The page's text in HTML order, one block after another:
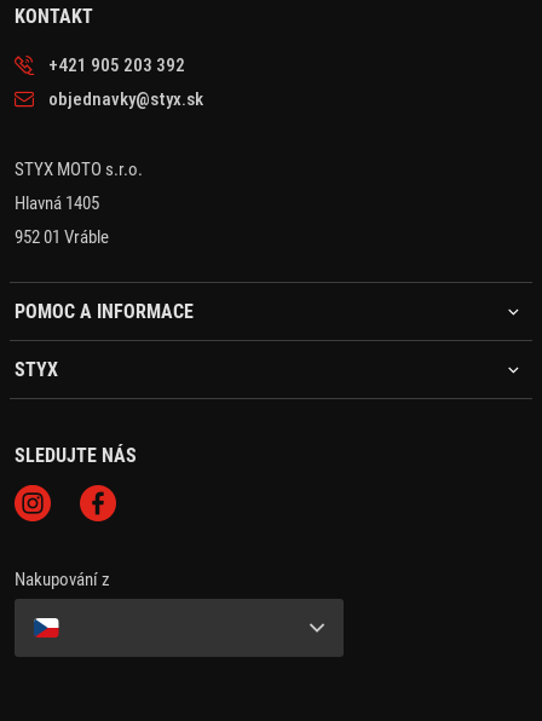
KONTAKT
+421 905 203 392
objednavky@styx.sk
STYX MOTO s.r.o.
Hlavná 1405
952 01 Vráble
POMOC A INFORMACE
STYX
SLEDUJTE NÁS
Nakupování z